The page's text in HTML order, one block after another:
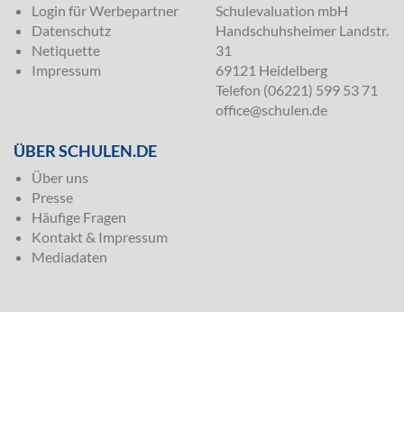
Login für Werbepartner
Datenschutz
Netiquette
Impressum
Schulevaluation mbH
Handschuhsheimer Landstr.
31
69121 Heidelberg
Telefon (06221) 599 53 71
office@schulen.de
ÜBER SCHULEN.DE
Über uns
Presse
Häufige Fragen
Kontakt & Impressum
Mediadaten